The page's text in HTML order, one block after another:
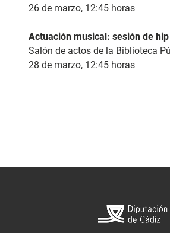
26 de marzo, 12:45 horas
Actuación musical: sesión de
Salón de actos de la Biblioteca
28 de marzo, 12:45 horas